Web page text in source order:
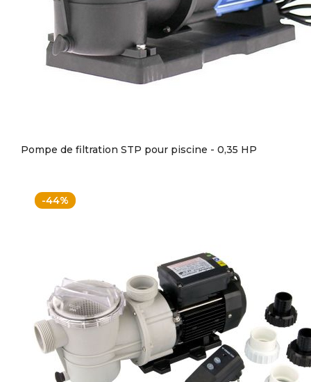
Pompe de filtration STP pour piscine - 0,35 HP
-44%